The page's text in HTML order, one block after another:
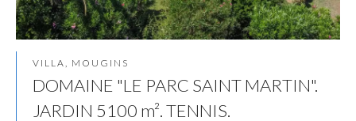
VILLA, MOUGINS
DOMAINE "LE PARC SAINT MARTIN".
JARDIN 5100 m². TENNIS.